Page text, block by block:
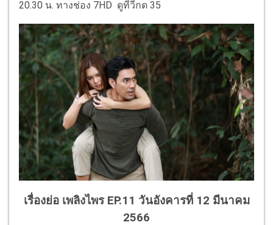
20.30 น. ทางช่อง 7HD ดูทีวีกด 35
เรื่องย่อ เพลิงไพร EP.11 วันอังคารที่ 12 มีนาคม
2566